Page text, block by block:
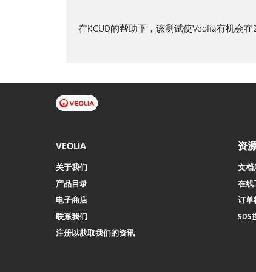
在KCUD的帮助下，该测试使Veolia有机会
VEOLIA
关于我们
产品目录
电子商店​​​​​​​
联系我们
注册以获取我们的资讯
资
文档
在线
订单
SDS